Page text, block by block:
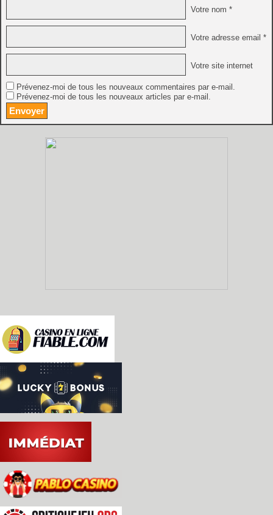
Votre nom *
Votre adresse email *
Votre site internet
Prévenez-moi de tous les nouveaux commentaires par e-mail.
Prévenez-moi de tous les nouveaux articles par e-mail.